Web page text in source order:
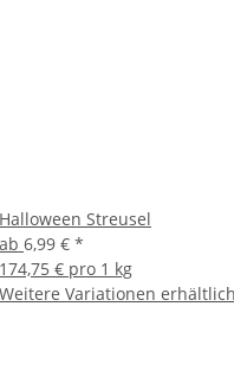
Halloween Streusel
ab 6,99 € *
174,75 € pro 1 kg
Weitere Variationen